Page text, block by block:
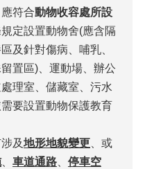
應符合動物收容處所設
定設置動物舍(應含隔
及針對傷病、哺乳、
置區)、運動場、辦公
理室、儲藏室、污水
要設置動物保護教育
及地形地貌變更 、或
、 車道通路 停車空